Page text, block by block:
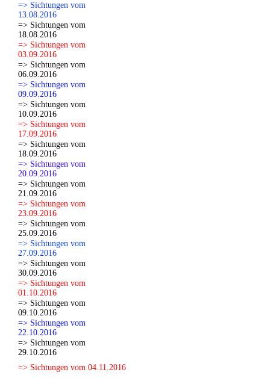
=> Sichtungen vom
13.08.2016
=> Sichtungen vom
18.08.2016
=> Sichtungen vom
03.09.2016
=> Sichtungen vom
06.09.2016
=> Sichtungen vom
09.09.2016
=> Sichtungen vom
10.09.2016
=> Sichtungen vom
17.09.2016
=> Sichtungen vom
18.09.2016
=> Sichtungen vom
20.09.2016
=> Sichtungen vom
21.09.2016
=> Sichtungen vom
23.09.2016
=> Sichtungen vom
25.09.2016
=> Sichtungen vom
27.09.2016
=> Sichtungen vom
30.09.2016
=> Sichtungen vom
01.10.2016
=> Sichtungen vom
09.10.2016
=> Sichtungen vom
22.10.2016
=> Sichtungen vom
29.10.2016
=> Sichtungen vom 04.11.2016